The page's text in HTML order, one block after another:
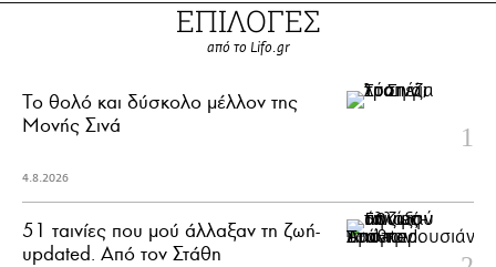
ΕΠΙΛΟΓΕΣ
από το Lifo.gr
Το θολό και δύσκολο μέλλον της
Μονής Σινά
4.8.2026
51 ταινίες που μού άλλαξαν τη ζωή-
updated. Aπό τον Στάθη